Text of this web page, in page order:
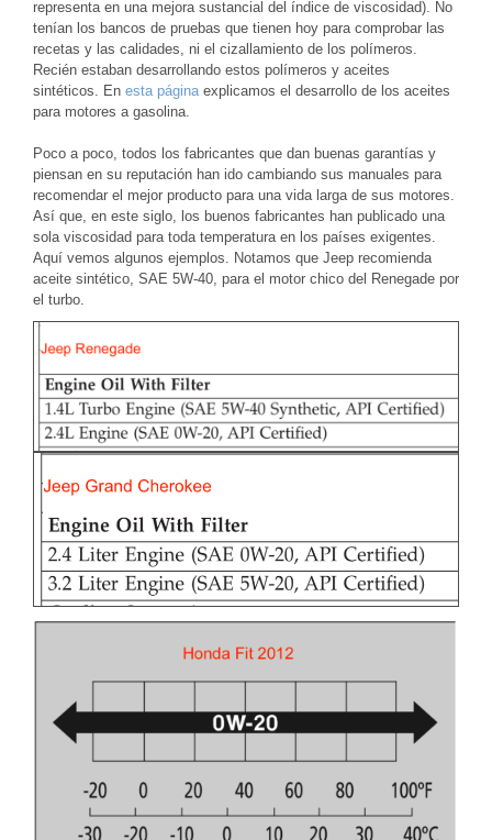
representa en una mejora sustancial del índice de viscosidad). No
tenían los bancos de pruebas que tienen hoy para comprobar las
recetas y las calidades, ni el cizallamiento de los polímeros.
Recién estaban desarrollando estos polímeros y aceites
sintéticos. En esta página explicamos el desarrollo de los aceites
para motores a gasolina.
Poco a poco, todos los fabricantes que dan buenas garantías y
piensan en su reputación han ido cambiando sus manuales para
recomendar el mejor producto para una vida larga de sus motores.
Así que, en este siglo, los buenos fabricantes han publicado una
sola viscosidad para toda temperatura en los países exigentes.
Aquí vemos algunos ejemplos. Notamos que Jeep recomienda
aceite sintético, SAE 5W-40, para el motor chico del Renegade por
el turbo.